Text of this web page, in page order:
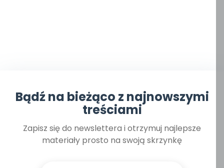
Bądź na bieżąco z najnowszymi
treściami
Zapisz się do newslettera i otrzymuj najlepsze
materiały prosto na swoją skrzynkę